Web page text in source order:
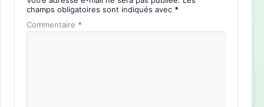
champs obligatoires sont indiqués avec *
Commentaire *